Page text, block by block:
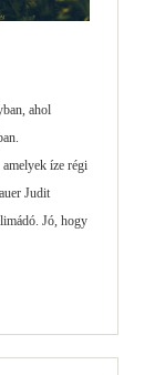
ahol
íze régi
Judit
Jó, hogy